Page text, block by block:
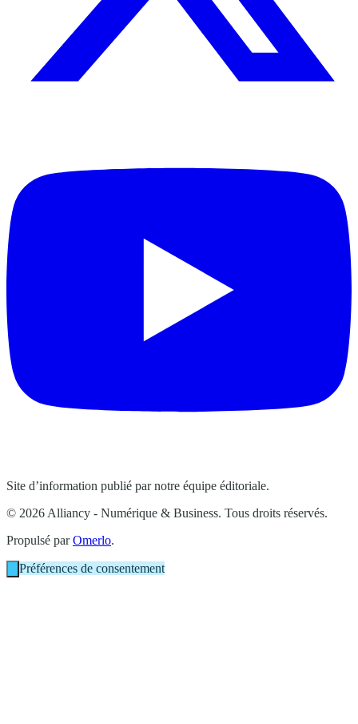
Site d’information publié par notre équipe éditoriale.
© 2026 Alliancy - Numérique & Business. Tous droits réservés.
Propulsé parOmerlo.
Préférences de consentement